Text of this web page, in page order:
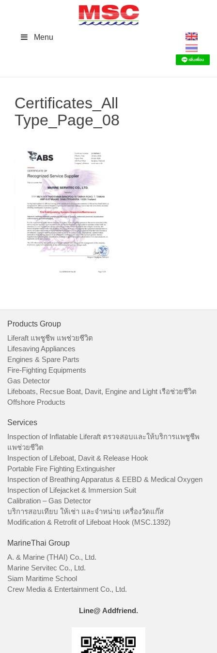
Menu
Certificates_All
Type_Page_08
Products Group
Liferaft แพชูชีพ แพช่วยชีวิต
Lifesaving Appliances
Engines & Spare Parts
Fire-Fighting Equipments
Gas Detector
Lifeboats, Recsue Boat, Davit, Engine and Light เรือช่วยชีวิต
Offshore Products
Services
Inspection of Inflatable Liferaft ตรวจสอบและให้บริการแพชูชีพ
แพช่วยชีวิต
Inspection of Lifeboat, Davit & Release Hook
Portable Fire Fighting Extinguisher
Inspection of Breathing Apparatus & EEBD & Medical Oxygen
Inspection of Lifejacket & Immersion Suit
Calibration – Gas Detector
บริการสอบเทียบ ให้เช่า และจำหน่าย เครื่องวัดแก๊ส
Modification & Retrofit of Lifeboat Hook (MSC.1392)
MarineThai Group
A. & Marine (THAI) Co., Ltd.
Marine Servitec Co., Ltd.
Siam Maritime School
Crew Media & Entertainment Co., Ltd.
Line@ Addfriend.